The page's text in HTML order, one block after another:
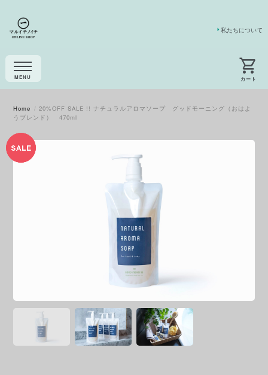
私たちについて
Home
20%OFF SALE !! ナチュラルアロマソープ グッドモーニング（おはよ
うブレンド） 470ml